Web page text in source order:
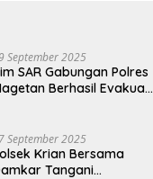
September 2025
SAR Gabungan Polres
Berhasil Evakuasi
September 2025
Krian Bersama
Tangani